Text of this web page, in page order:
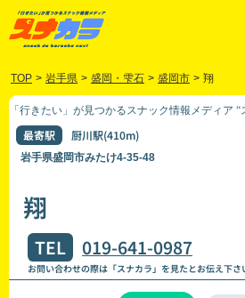
TOP > 岩手県 > 盛岡・雫石 > 盛岡市 > 翔
「行きたい」が見つかるスナック情報メディア “
最寄駅 厨川駅(410m)
岩手県盛岡市みたけ4-35-48
翔
TEL 019-641-0987
お問い合わせの際は「スナカラ」を見たとお伝え下さ